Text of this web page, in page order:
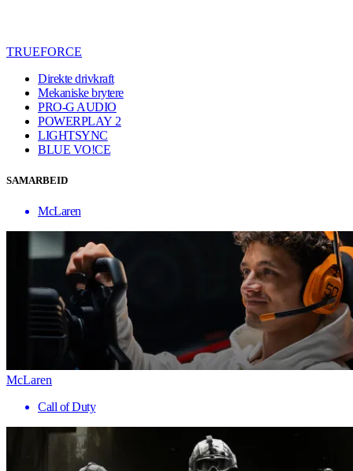
TRUEFORCE
Direkte drivkraft
Mekaniske brytere
PRO-G AUDIO
POWERPLAY 2
LIGHTSYNC
BLUE VO!CE
SAMARBEID
McLaren
McLaren
Call of Duty